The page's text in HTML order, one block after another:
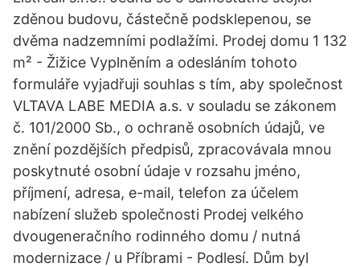
zděnou budovu, částečně podsklepenou, se
dvěma nadzemními podlažími. Prodej domu 1 132
m² - Žižice Vyplněním a odesláním tohoto
formuláře vyjadřuji souhlas s tím, aby společnost
VLTAVA LABE MEDIA a.s. v souladu se zákonem
č. 101/2000 Sb., o ochraně osobních údajů, ve
znění pozdějších předpisů, zpracovávala mnou
poskytnuté osobní údaje v rozsahu jméno,
příjmení, adresa, e-mail, telefon za účelem
nabízení služeb společnosti Prodej velkého
dvougeneračního rodinného domu / nutná
modernizace / u Příbrami - Podlesí. Dům byl